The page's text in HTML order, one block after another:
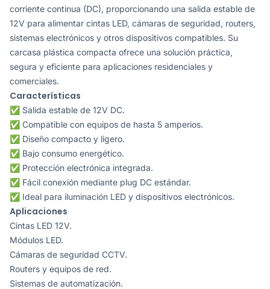
corriente continua (DC), proporcionando una salida estable de
12V para alimentar cintas LED, cámaras de seguridad, routers,
sistemas electrónicos y otros dispositivos compatibles. Su
carcasa plástica compacta ofrece una solución práctica,
segura y eficiente para aplicaciones residenciales y
comerciales.
Características
✅ Salida estable de 12V DC.
✅ Compatible con equipos de hasta 5 amperios.
✅ Diseño compacto y ligero.
✅ Bajo consumo energético.
✅ Protección electrónica integrada.
✅ Fácil conexión mediante plug DC estándar.
✅ Ideal para iluminación LED y dispositivos electrónicos.
Aplicaciones
Cintas LED 12V.
Módulos LED.
Cámaras de seguridad CCTV.
Routers y equipos de red.
Sistemas de automatización.